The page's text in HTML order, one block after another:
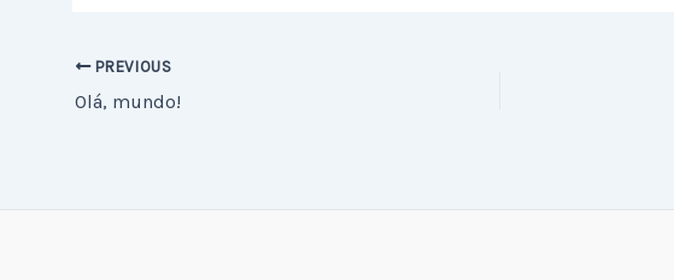
PREVIOUS
Olá, mundo!